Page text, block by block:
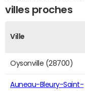
villes proches
Ville
Oysonville (28700)
Auneau-Bleury-Saint-